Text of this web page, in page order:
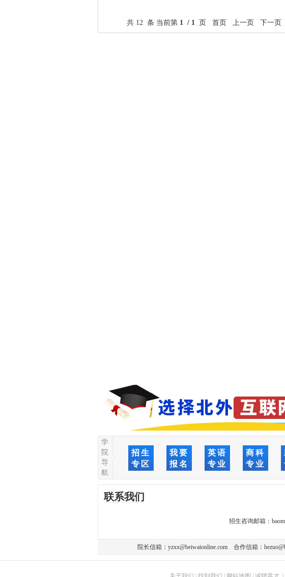
共 12 条 当前第 1 / 1 页 首页 上一页 下一
学
院
导
航
招生
专区
我要
报名
英语
专业
商科
专业
联系我们
招生咨询邮箱：
院长信箱： yzxx@beiwaionline.com 合作信箱：